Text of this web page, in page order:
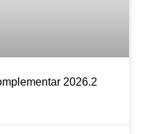
2026.2